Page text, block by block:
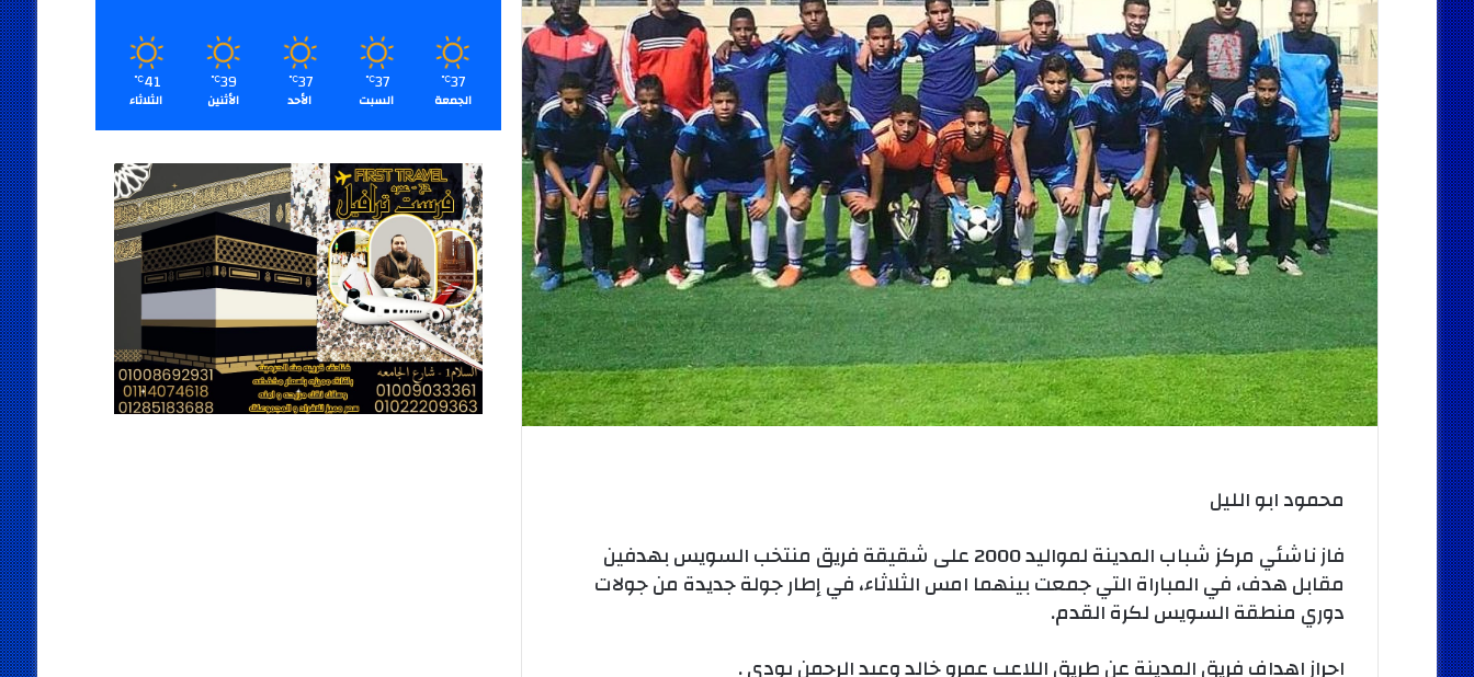
محمود ابو الليل
فاز ناشئي مركز شباب المدينة لمواليد 2000 على شقيقة فريق منتخب السويس بهدفين
مقابل هدف، في المباراة التي جمعت بينهما امس الثلاثاء، في إطار جولة جديدة من جولات
دوري منطقة السويس لكرة القدم.
احراز اهداف فريق المدينة عن طريق اللاعب عمرو خالد وعبد الرحمن بودى .
37
℃
الجمعة
37
℃
السبت
37
℃
الأحد
39
℃
الأثنين
41
℃
الثلاثاء